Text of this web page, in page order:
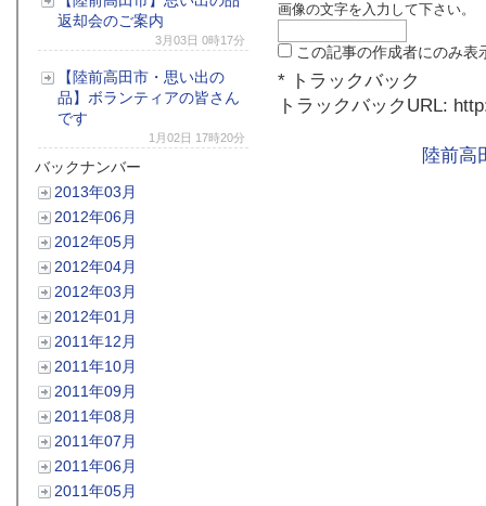
画像の文字を入力して下さい。
この記事の作成者にのみ表
*トラックバック
トラックバックURL:
陸前高
返却会のご案内
3月03日 0時17分
【陸前高田市・思い出の
品】ボランティアの皆さん
です
1月02日 17時20分
バックナンバー
2013年03月
2012年06月
2012年05月
2012年04月
2012年03月
2012年01月
2011年12月
2011年10月
2011年09月
2011年08月
2011年07月
2011年06月
2011年05月